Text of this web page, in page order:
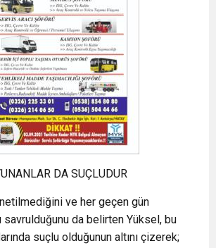
DA SUÇLUDUR
ve her geçen gün
da belirten Yüksel, bu
suçlu olduğunun altını çizerek;